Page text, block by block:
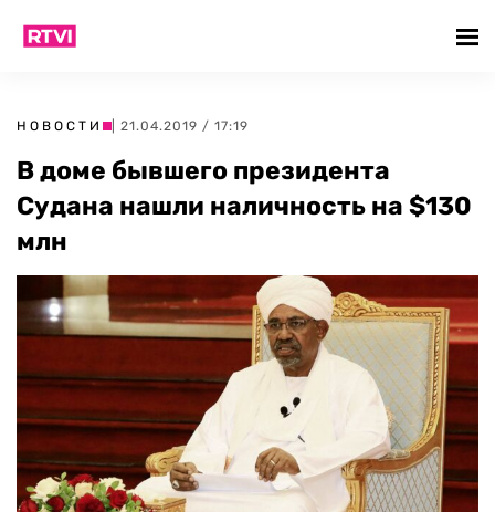
НОВОСТИ | 21.04.2019 / 17:19
В доме бывшего президента
Судана нашли наличность на $130
млн